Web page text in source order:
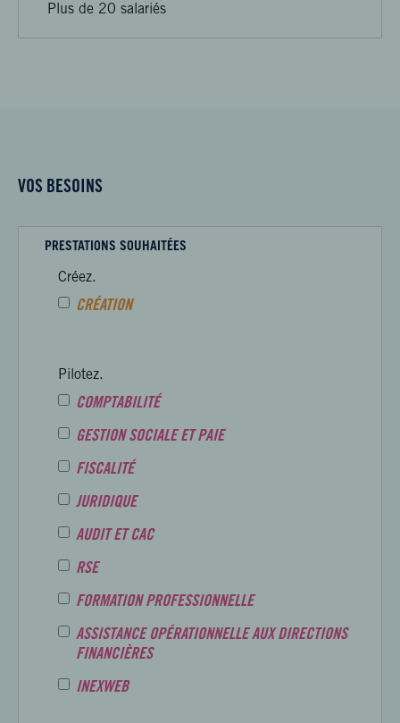
Plus de 20 salariés
VOS BESOINS
PRESTATIONS SOUHAITÉES
Créez.
CRÉATION
Pilotez.
COMPTABILITÉ
GESTION SOCIALE ET PAIE
FISCALITÉ
JURIDIQUE
AUDIT ET CAC
RSE
FORMATION PROFESSIONNELLE
ASSISTANCE OPÉRATIONNELLE AUX DIRECTIONS
FINANCIÈRES
INEXWEB